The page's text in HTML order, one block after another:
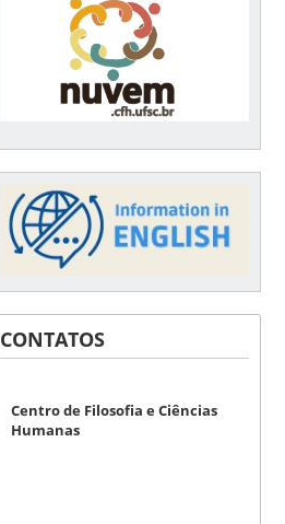
CONTATOS
Centro de Filosofia e Ciências
Humanas